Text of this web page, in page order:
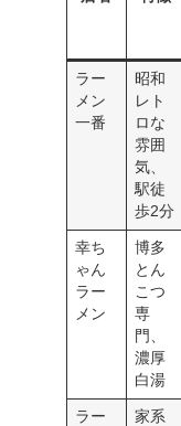
ラー
メン
一番
昭和
レト
ロな
雰囲
気、
駅徒
歩2分
幸ち
ゃん
ラー
メン
博多
とん
こつ
専
門、
濃厚
白湯
ラー
家系